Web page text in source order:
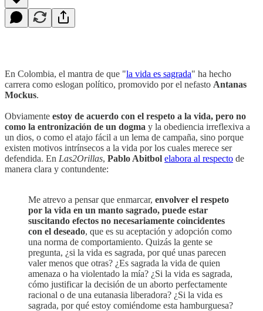
En Colombia, el mantra de que "la vida es sagrada" ha hecho
carrera como eslogan político, promovido por el nefasto Antanas
Mockus.
Obviamente estoy de acuerdo con el respeto a la vida, pero no
como la entronización de un dogma y la obediencia irreflexiva a
un dios, o como el atajo fácil a un lema de campaña, sino porque
existen motivos intrínsecos a la vida por los cuales merece ser
defendida. En Las2Orillas, Pablo Abitbol elabora al respecto de
manera clara y contundente:
Me atrevo a pensar que enmarcar, envolver el respeto
por la vida en un manto sagrado, puede estar
suscitando efectos no necesariamente coincidentes
con el deseado, que es su aceptación y adopción como
una norma de comportamiento. Quizás la gente se
pregunta, ¿si la vida es sagrada, por qué unas parecen
valer menos que otras? ¿Es sagrada la vida de quien
amenaza o ha violentado la mía? ¿Si la vida es sagrada,
cómo justificar la decisión de un aborto perfectamente
racional o de una eutanasia liberadora? ¿Si la vida es
sagrada, por qué estoy comiéndome esta hamburguesa?